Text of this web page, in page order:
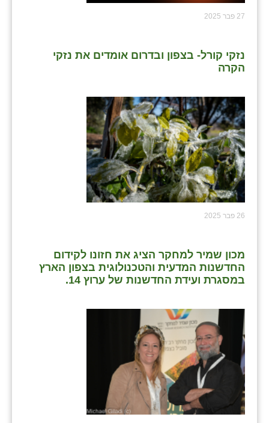
27 פבר 2025
נזקי קורל- בצפון ובדרום אומדים את נזקי
הקרה
26 פבר 2025
מכון שמיר למחקר הציג את חזונו לקידום
החדשנות המדעית והטכנולוגית בצפון הארץ
במסגרת ועידת החדשנות של ערוץ 14.